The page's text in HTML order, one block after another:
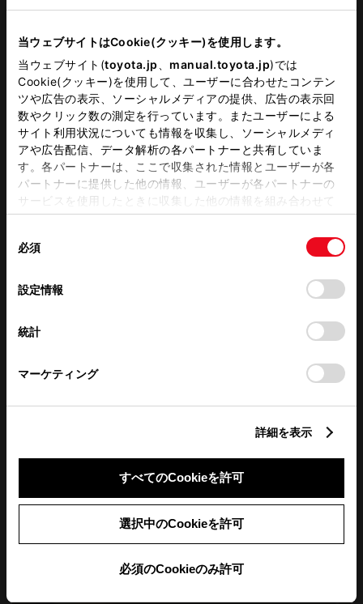
当ウェブサイトはCookie(クッキー)を使用します。
当ウェブサイト(toyota.jp manual.toyota.jp)では
Cookie(クッキー)を使用して、ユーザーに合わせたコンテン
ツや広告の表示、ソーシャルメディアの提供、広告の表示回
数やクリック数の測定を行っています。またユーザーによる
サイト利用状況についても情報を収集し、ソーシャルメディ
アや広告配信、データ解析の各パートナーと共有していま
す。各パートナーは、ここで収集された情報とユーザーが各
パートナーに提供した他の情報、ユーザーが各パートナーの
サービスを使用したときに収集した他の情報を組み合わせて
使用することがあります。当ウェブサイトの使用を続行する
デバイスにすべてのCookie(クッキー)が保存されることに同
意したことになります。Cookie(クッキー)のオプトアウト、
設定の変更、同意を撤回したりするにあたっては、当社の
「Cookie（クッキー）情報の取り扱いについて
」をご覧くだ
必須
設定情報
統計
マーケティング
詳細を表示
すべてのCookieを許可
選択中のCookieを許可
必須のCookieのみ許可
定休日
前月 翌月
店舗について